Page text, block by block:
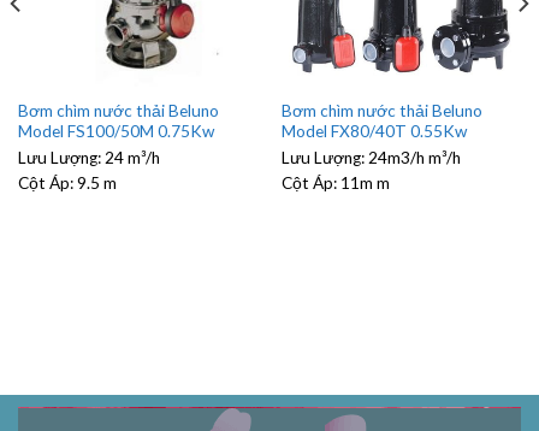
Bơm chìm nước thải Beluno
Model FS100/50M 0.75Kw
Lưu Lượng:24 m³/h
Cột Áp:9.5 m
Bơm chìm nước thải Beluno
Model FX80/40T 0.55Kw
Lưu Lượng:24m3/h m³/h
Cột Áp: 11m m